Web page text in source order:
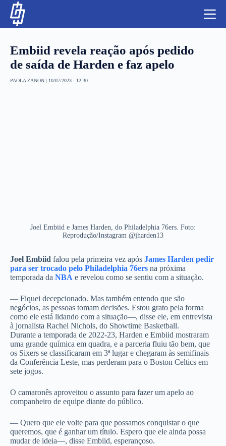
Embiid revela reação após pedido
de saída de Harden e faz apelo
PAOLA ZANON | 10/07/2023 - 12:30
Joel Embiid e James Harden, do Philadelphia 76ers. Foto:
Reprodução/Instagram @jharden13
Joel Embiid falou pela primeira vez após James Harden pedir
para ser trocado pelo Philadelphia 76ers na próxima
temporada da NBA e revelou como se sentiu com a situação.
— Fiquei decepcionado. Mas também entendo que são
negócios, as pessoas tomam decisões. Estou grato pela forma
como ele está lidando com a situação—, disse ele, em entrevista
à jornalista Rachel Nichols, do Showtime Basketball.
Durante a temporada de 2022-23, Harden e Embiid mostraram
uma grande química em quadra, e a parceria fluiu tão bem, que
os Sixers se classificaram em 3ª lugar e chegaram às semifinais
da Conferência Leste, mas perderam para o Boston Celtics em
sete jogos.
O camaronês aproveitou o assunto para fazer um apelo ao
companheiro de equipe diante do público.
— Quero que ele volte para que possamos conquistar o que
queremos, que é ganhar um título. Espero que ele ainda possa
mudar de ideia—, disse Embiid, esperançoso.